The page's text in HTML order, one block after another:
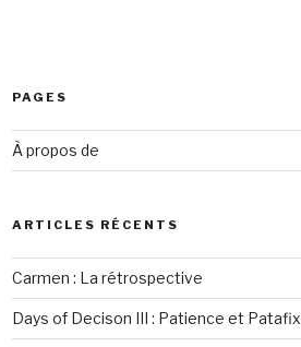
PAGES
À propos de
ARTICLES RÉCENTS
Carmen : La rétrospective
Days of Decison III : Patience et Patafix